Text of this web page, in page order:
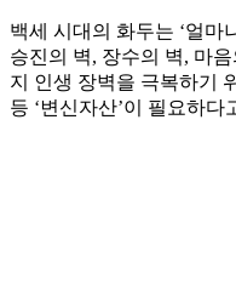
백세 시대의 화두는 ‘얼마
승진의 벽, 장수의 벽, 마
지 인생 장벽을 극복하기
등 ‘변신자산’이 필요하다